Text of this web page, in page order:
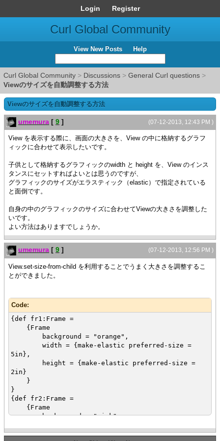
Login Register
Curl Global Community
View New Posts Help
Curl Global Community > Discussions > General Curl questions >
Viewのサイズを自動調整する方法
Viewのサイズを自動調整する方法
(07-12-2013, 12:43 PM )
umemura [ 9 ]
View を表示する際に、画面の大きさを、View の中に格納するグラフ
ィックに合わせて表示したいです。
子供として格納するグラフィックのwidth と height を、View のインス
タンスにセットすればよいとは思うのですが、
グラフィックのサイズがエラスティック（elastic）で指定されている
と面倒です。
自身の中のグラフィックのサイズに合わせてViewの大きさを調整した
いです。
よい方法はありますでしょうか。
(07-12-2013, 12:56 PM )
umemura [ 9 ]
View.set-size-from-child を利用することでうまく大きさを調整するこ
とができました。
Code:
{def fr1:Frame =
{Frame
background = "orange",
width = {make-elastic preferred-size =
5in},
height = {make-elastic preferred-size =
2in}
}
}
{def fr2:Frame =
{Frame
background = "pink",
5in},